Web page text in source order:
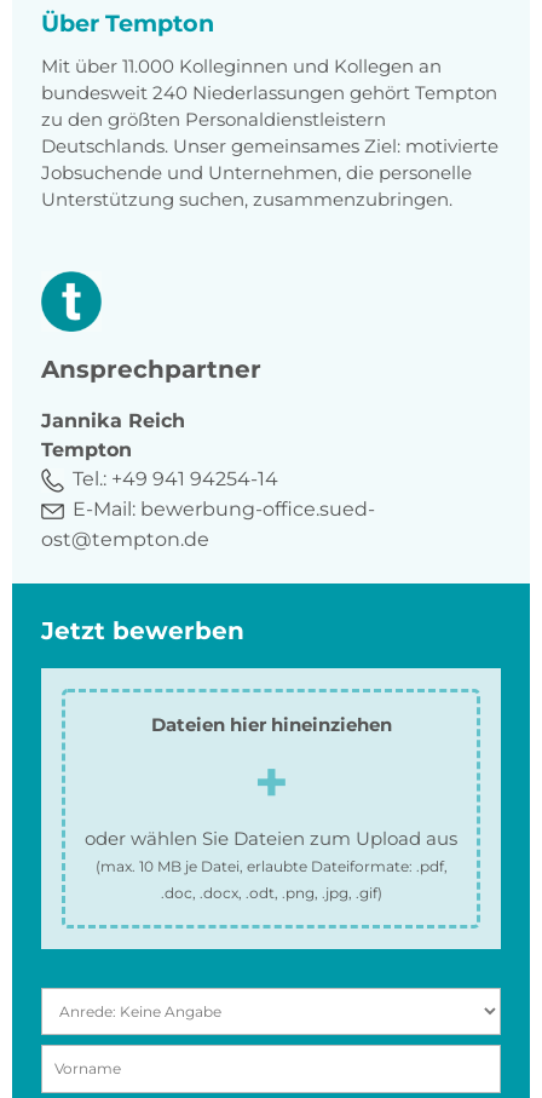
Über Tempton
Mit über 11.000 Kolleginnen und Kollegen an
bundesweit 240 Niederlassungen gehört Tempton
zu den größten Personaldienstleistern
Deutschlands. Unser gemeinsames Ziel: motivierte
Jobsuchende und Unternehmen, die personelle
Unterstützung suchen, zusammenzubringen.
Ansprechpartner
Jannika Reich
Tempton
Tel.: +49 941 94254-14
E-Mail: bewerbung-office.sued-
ost@tempton.de
Jetzt bewerben
Dateien hier hineinziehen
oder wählen Sie Dateien zum Upload aus
(max. 10 MBje Datei, erlaubte Dateiformate: .pdf,
.doc, .docx, .odt, .png, .jpg, .gif)